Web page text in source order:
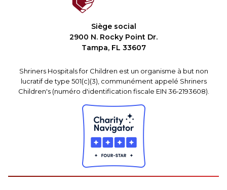
Siège social
2900 N. Rocky Point Dr.
Tampa, FL 33607
Shriners Hospitals for Children est un organisme à but non
lucratif de type 501(c)(3), communément appelé Shriners
Children's (numéro d'identification fiscale EIN 36-2193608).